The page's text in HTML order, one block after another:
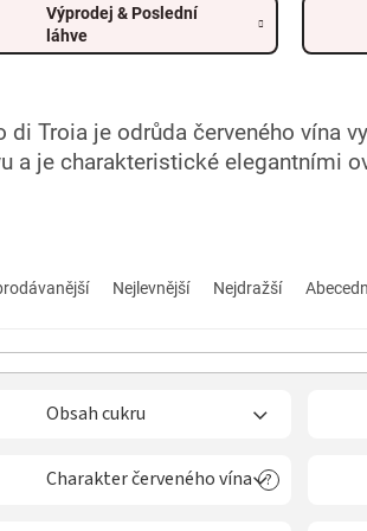
di Troia je odrůda červeného vína
a je charakteristické elegantními
Výprodej & Poslední
láhve
Nejlevnější Nejdražší
Obsah cukru
Charakter červeného vína ?